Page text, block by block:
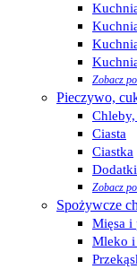
Zobacz
Pieczywo,
Ciasta
Ciastka
Zobacz
Spożywcze
Mięsa i
Mleko i